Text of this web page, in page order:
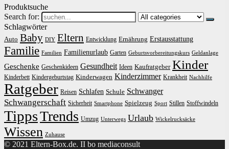
Produktsuche
Search for:
Schlagwörter
Auto Baby DIY Eltern Entwicklung Ernährung Erstausstattung
Familie Familien Familienurlaub Garten Geburtsvorbereitungskurs Geldanlage
Geschenke Geschenkideen Gesundheit Ideen Kaufratgeber Kinder
Kinderbett Kindergeburtstag Kinderwagen Kinderzimmer Krankheit Nachhilfe
Ratgeber Reisen Schlafen Schule Schwanger
Schwangerschaft Sicherheit Smartphone Spielzeug Sport Stillen Stoffwindeln
TippsTrends Umzug Unterwegs Urlaub Wickelrucksäcke
Wissen Zuhause
© 2021 Eltern-Box.de. II bo mediaconsult